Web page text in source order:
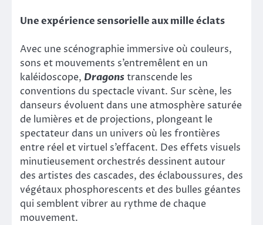
Une expérience sensorielle aux mille éclats
Avec une scénographie immersive où couleurs,
sons et mouvements s’entremêlent en un
kaléidoscope, Dragonstranscende les
conventions du spectacle vivant. Sur scène, les
danseurs évoluent dans une atmosphère saturée
de lumières et de projections, plongeant le
spectateur dans un univers où les frontières
entre réel et virtuel s’effacent. Des effets visuels
minutieusement orchestrés dessinent autour
des artistes des cascades, des éclaboussures, des
végétaux phosphorescents et des bulles géantes
qui semblent vibrer au rythme de chaque
mouvement.